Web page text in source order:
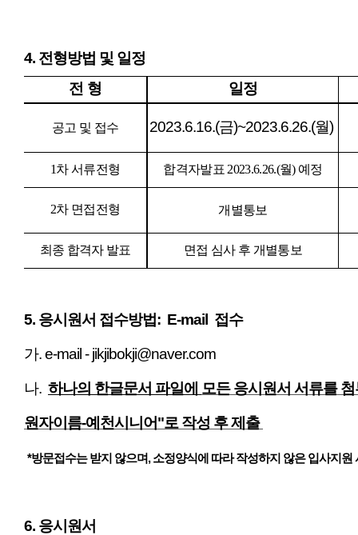
​4. 전형방법 및 일정
전 형
일정
공고 및 접수 2023.6.16.(금)~2023.6.26.(월)
1차 서류전형 합격자발표 2023.6.26.(월) 예정
2차 면접전형 개별통보
최종 합격자 발표 면접 심사 후 개별통보
5. 응시원서 접수방법: E-mail 접수
가. e-mail - jikjibokji@naver.com
나. 하나의 한글문서 파일에 모든 응시원서 서류를
원자이름-예천시니어"로 작성 후 제출
*방문접수는 받지 않으며, 소정양식에 따라 작성하지 않은 입사지
6. 응시원서